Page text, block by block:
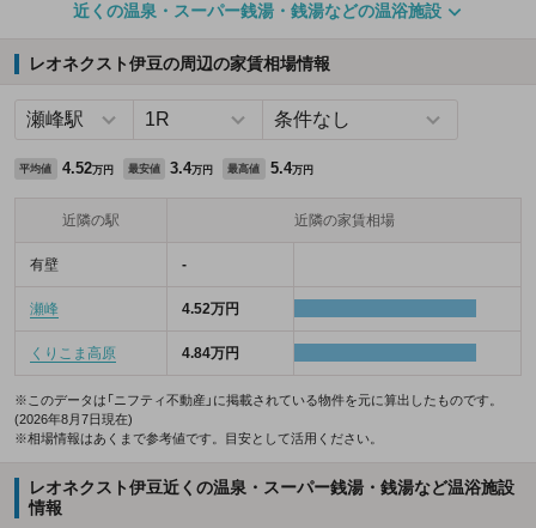
近くの温泉・スーパー銭湯・銭湯などの温浴施設
レオネクスト伊豆の周辺の家賃相場情報
平均値 4.52万円 最安値 3.4万円 最高値 5.4万円
近隣の駅 近隣の家賃相場
有壁 -
瀬峰 4.52万円
くりこま高原 4.84万円
※このデータは「ニフティ不動産」に掲載されている物件を元に算出したものです。
(2026年8月7日現在)
※相場情報はあくまで参考値です。目安として活用ください。
レオネクスト伊豆近くの温泉・スーパー銭湯・銭湯など温浴施設
情報